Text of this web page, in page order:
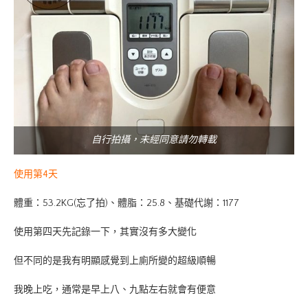
自行拍攝，未經同意請勿轉載
使用第4天
體重：53.2KG(忘了拍)、體脂：25.8、基礎代謝：1177
使用第四天先記錄一下，其實沒有多大變化
但不同的是我有明顯感覺到上廁所變的超級順暢
我晚上吃，通常是早上八、九點左右就會有便意